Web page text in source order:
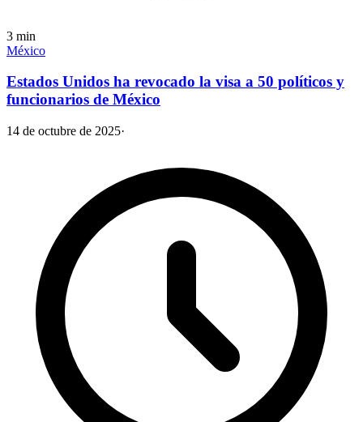
3 min
México
Estados Unidos ha revocado la visa a 50 políticos y
funcionarios de México
14 de octubre de 2025·